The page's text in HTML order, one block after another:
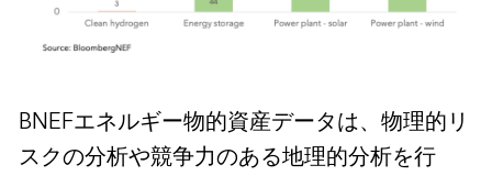
BNEFエネルギー物的資産データは、物理的リ
スクの分析や競争力のある地理的分析を行